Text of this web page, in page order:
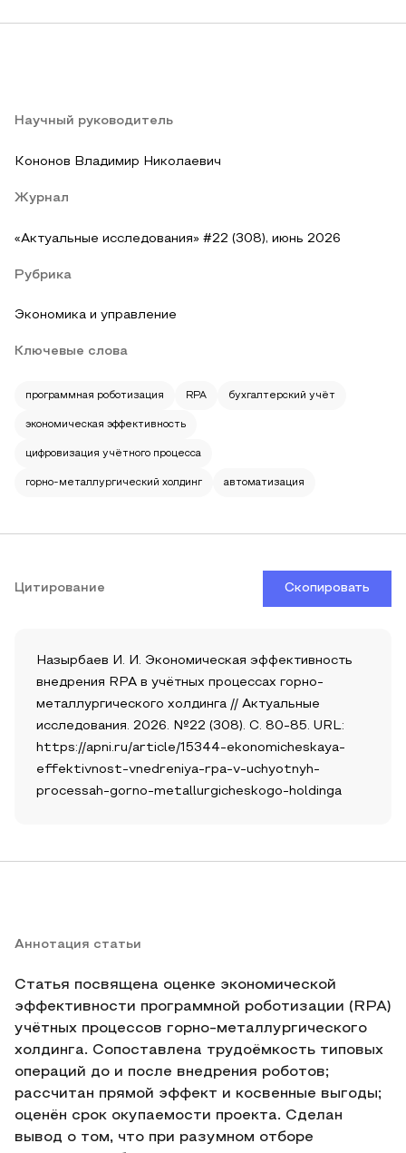
Научный руководитель
Кононов Владимир Николаевич
Журнал
«Актуальные исследования» #22 (308), июнь 2026
Рубрика
Экономика и управление
Ключевые слова
программная роботизация RPA бухгалтерский учёт
экономическая эффективность
цифровизация учётного процесса
горно-металлургический холдинг автоматизация
Цитирование Скопировать
Назырбаев И. И. Экономическая эффективность
внедрения RPA в учётных процессах горно-
металлургического холдинга // Актуальные
исследования. 2026. №22 (308). С. 80-85. URL:
https://apni.ru/article/15344-ekonomicheskaya-
effektivnost-vnedreniya-rpa-v-uchyotnyh-
processah-gorno-metallurgicheskogo-holdinga
Аннотация статьи
Статья посвящена оценке экономической
эффективности программной роботизации (RPA)
учётных процессов горно-металлургического
холдинга. Сопоставлена трудоёмкость типовых
операций до и после внедрения роботов;
рассчитан прямой эффект и косвенные выгоды;
оценён срок окупаемости проекта. Сделан
вывод о том, что при разумном отборе